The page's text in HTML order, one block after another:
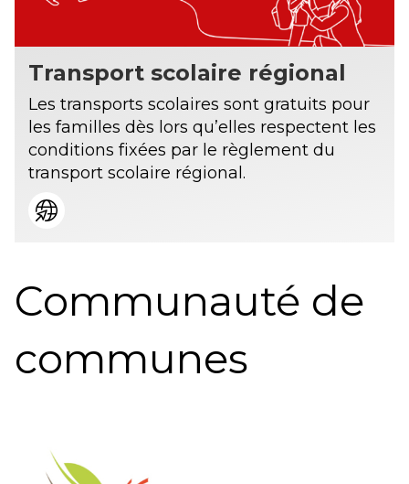
Transport scolaire régional
Les transports scolaires sont gratuits pour
les familles dès lors qu’elles respectent les
conditions fixées par le règlement du
transport scolaire régional.
Communauté de
communes